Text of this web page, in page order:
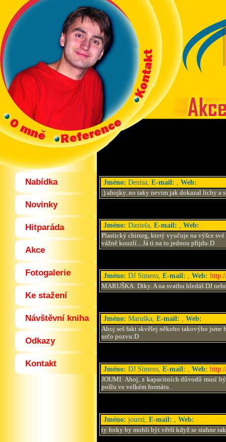
Nabídka
Novinky
Hitparáda
Akce
Fotogalerie
Ke stažení
Návštěvní kniha
Odkazy
Kontakt
Jméno: Denisa, E-mail: , Web:
:) ahojky..no taky nevim jak dokazal lichy a
Jméno: Daniela, E-mail: , Web:
Plastický chirurg, který vyučuje na výšce
vážně kouzlí... Já ti na to jednou přijdu:D
Jméno: DJ Simens, E-mail: , Web:
MARUŠKA: Díky. A na svatbu hledáš DJ
Jméno: Maruška, E-mail: , Web:
Ahoj seš fakt skvělej někoho takovýho jsme
určo pozvu:D
Jméno: DJ Simens, E-mail: , Web:
JOUMI: Ahoj, z kapacitních důvodů musí
pošlu ve velkém formátu.
Jméno: joumi, E-mail: , Web:
ty fotky by mohli být větší když se stahne